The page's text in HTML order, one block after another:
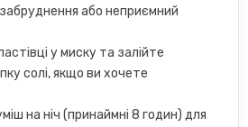
або неприємний
у миску та залійте
солі, якщо ви хочете
на ніч (принаймні 8 годин) для